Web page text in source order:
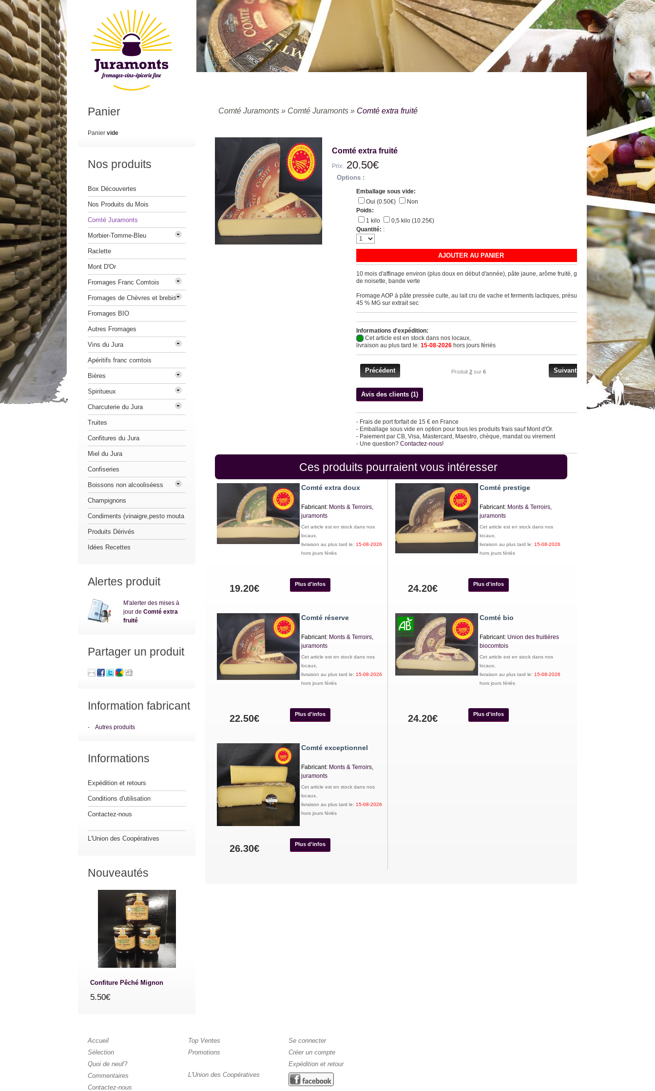
Comté Juramonts » Comté Juramonts » Comté extra fruité
Comté extra fruité
Prix: 20.50€
Options :
Emballage sous vide:
Oui (0.50€)
Non
Poids:
1 kilo
0,5 kilo (10.25€)
Quantité: :
AJOUTER AU PANIER
10 mois d'affinage environ (plus doux en début d'année), pâte jaune, arôme fruité, goût
de noisette, bande verte
Fromage AOP à pâte pressée cuite, au lait cru de vache et ferments lactiques, présure
45 % MG sur extrait sec
Informations d'expédition:
Cet article est en stock dans nos locaux,
livraison au plus tard le: 15-08-2026 hors jours fériés
Précédent Suivant
Produit 2 sur 6
Avis des clients (1)
- Frais de port forfait de 15 € en France
- Emballage sous vide en option pour tous les produits frais sauf Mont d'Or.
- Paiement par CB, Visa, Mastercard, Maestro, chèque, mandat ou virement
- Une question? Contactez-nous!
Ces produits pourraient vous intéresser
Comté extra doux
Fabricant: Monts & Terroirs,
juramonts
Cet article est en stock dans nos
locaux,
livraison au plus tard le: 15-08-2026
hors jours fériés
19.20€ Plus d'infos
Comté prestige
Fabricant: Monts & Terroirs,
juramonts
Cet article est en stock dans nos
locaux,
livraison au plus tard le: 15-08-2026
hors jours fériés
24.20€ Plus d'infos
Comté réserve
Fabricant: Monts & Terroirs,
juramonts
Cet article est en stock dans nos
locaux,
livraison au plus tard le: 15-08-2026
hors jours fériés
22.50€ Plus d'infos
Comté bio
Fabricant: Union des fruitières
biocomtois
Cet article est en stock dans nos
locaux,
livraison au plus tard le: 15-08-2026
hors jours fériés
24.20€ Plus d'infos
Comté exceptionnel
Fabricant: Monts & Terroirs,
juramonts
Cet article est en stock dans nos
locaux,
livraison au plus tard le: 15-08-2026
hors jours fériés
26.30€ Plus d'infos
Panier
Panier vide
Nos produits
Box Découvertes
Nos Produits du Mois
Comté Juramonts
Morbier-Tomme-Bleu
Raclette
Mont D'Or
Fromages Franc Comtois
Fromages de Chèvres et brebis
Fromages BIO
Autres Fromages
Vins du Jura
Apéritifs franc comtois
Bières
Spiritueux
Charcuterie du Jura
Truites
Confitures du Jura
Miel du Jura
Confiseries
Boissons non alcooliséess
Champignons
Condiments (vinaigre,pesto mouta
Produits Dérivés
Idées Recettes
Alertes produit
M'alerter des mises à
jour de Comté extra
fruité
Partager un produit
Information fabricant
- Autres produits
Informations
Expédition et retours
Conditions d'utilisation
Contactez-nous
L'Union des Coopératives
Nouveautés
Confiture Pêché Mignon
5.50€
Accueil
Sélection
Quoi de neuf?
Commentaires
Contactez-nous
Top Ventes
Promotions
L'Union des Coopératives
Se connecter
Créer un compte
Expédition et retour